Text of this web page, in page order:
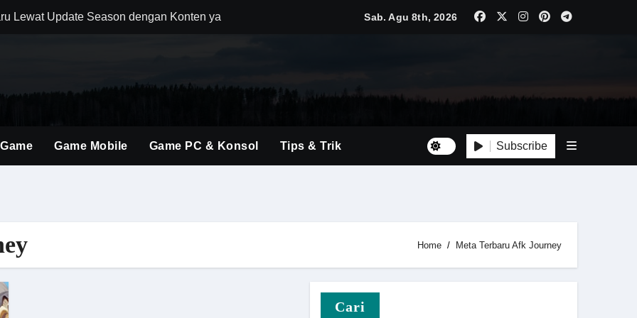
Lewat Update Season dengan Konten yang Lebih Segar
Berkat Pembaruan Gameplay dan Karakter Berkualitas
Shooter Modern dengan Dunia Pertempuran yang Lebih Luas
Material Monster Hunter Wilds dengan Teknik Gameplay Tepat
Terbaru untuk Mendominasi Setiap Pertandingan
Sab. Agu 8th, 2026
Game Mobile Game PC & Konsol Tips & Trik Subscribe
Home Meta Terbaru Afk Journey
Cari